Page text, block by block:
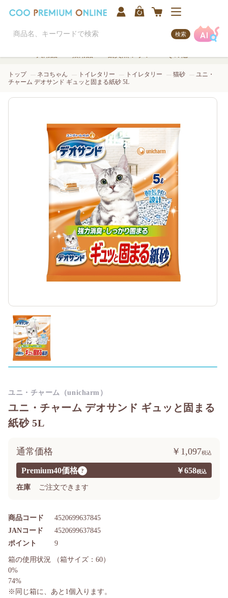
検索
トップ ネコちゃん トイレタリー トイレタリー 猫砂
ユニ・
チャーム デオサンド ギュッと固まる紙砂 5L
ユニ・チャーム デオサンド ギュッと固まる
紙砂 5L
Premium40価格 ? ￥658
通常価格 ￥1,097
在庫 ご注文できます
商品コード 4520699637845
ポイント 9
JANコード 4520699637845
ユニ・チャーム（unicharm）
箱の使用状況
（箱サイズ：60）
0%
74%
※同じ箱に、あと 1個入ります。